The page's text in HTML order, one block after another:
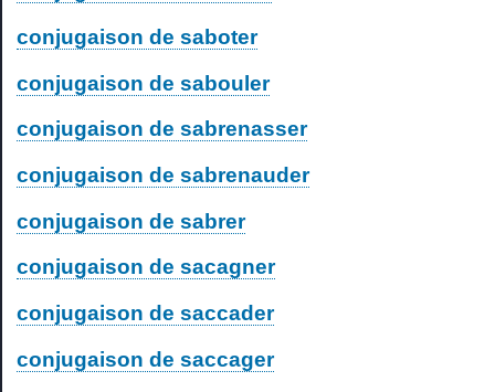
conjugaison de saboter
conjugaison de sabouler
conjugaison de sabrenasser
conjugaison de sabrenauder
conjugaison de sabrer
conjugaison de sacagner
conjugaison de saccader
conjugaison de saccager